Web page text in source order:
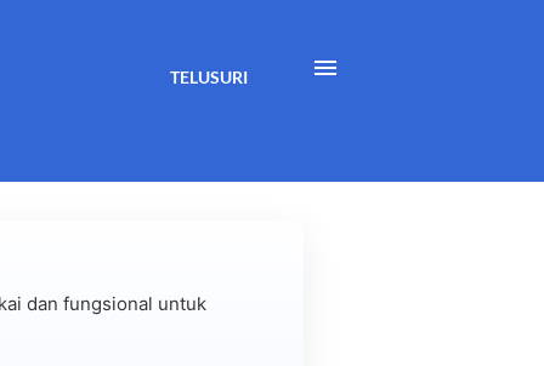
TELUSURI
dan fungsional untuk